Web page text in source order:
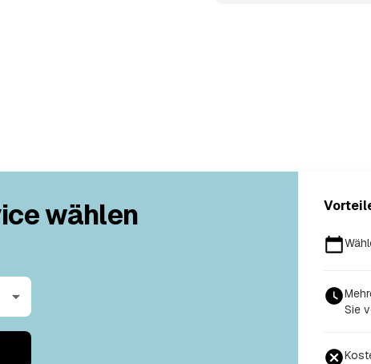
wählen
Sie